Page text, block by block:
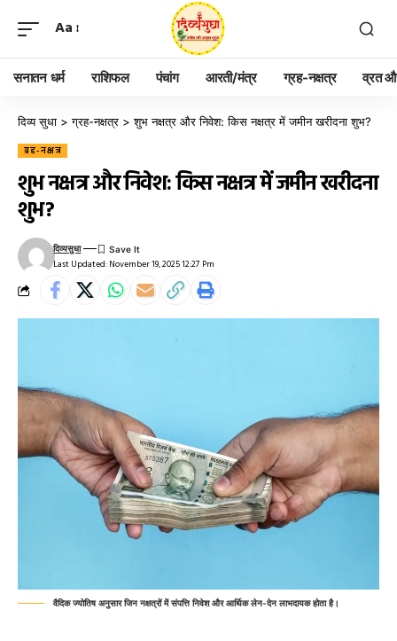
Aa
सनातन धर्म राशिफल पंचांग आरती/मंत्र ग्रह-नक्षत्र व्रत
दिव्य सुधा >ग्रह-नक्षत्र >शुभ नक्षत्र और निवेश: किस नक्षत्र में जमीन खरीदना शुभ?
ग्रह-नक्षत्र
शुभ नक्षत्र और निवेश: किस नक्षत्र में जमीन खरीदना
शुभ?
Last Updated: November 19, 2025 12:27 Pm
दिव्यसुधा
वैदिक ज्योतिष अनुसार जिन नक्षत्रों में संपत्ति निवेश और आर्थिक लेन-देन लाभदायक होता है।